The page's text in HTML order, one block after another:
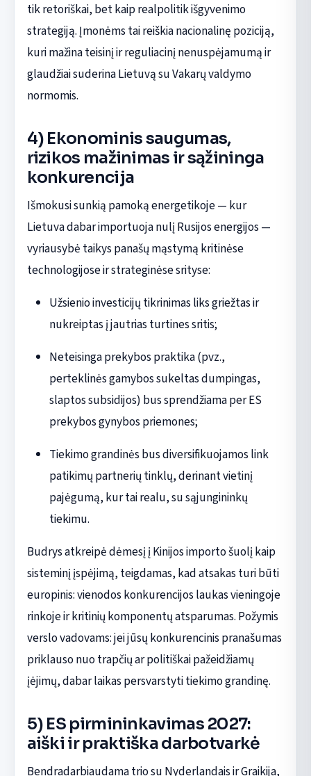
tik retoriškai, bet kaip realpolitik išgyvenimo
strategiją. Įmonėms tai reiškia nacionalinę poziciją,
kuri mažina teisinį ir reguliacinį nenuspėjamumą ir
glaudžiai suderina Lietuvą su Vakarų valdymo
normomis.
4) Ekonominis saugumas,
rizikos mažinimas ir sąžininga
konkurencija
Išmokusi sunkią pamoką energetikoje — kur
Lietuva dabar importuoja nulį Rusijos energijos —
vyriausybė taikys panašų mąstymą kritinėse
technologijose ir strateginėse srityse:
Užsienio investicijų tikrinimas liks griežtas ir
nukreiptas į jautrias turtines sritis;
Neteisinga prekybos praktika (pvz.,
perteklinės gamybos sukeltas dumpingas,
slaptos subsidijos) bus sprendžiama per ES
prekybos gynybos priemones;
Tiekimo grandinės bus diversifikuojamos link
patikimų partnerių tinklų, derinant vietinį
pajėgumą, kur tai realu, su sąjungininkų
tiekimu.
Budrys atkreipė dėmesį į Kinijos importo šuolį kaip
sisteminį įspėjimą, teigdamas, kad atsakas turi būti
europinis: vienodos konkurencijos laukas vieningoje
rinkoje ir kritinių komponentų atsparumas. Požymis
verslo vadovams: jei jūsų konkurencinis pranašumas
priklauso nuo trapčių ar politiškai pažeidžiamų
įėjimų, dabar laikas persvarstyti tiekimo grandinę.
5) ES pirmininkavimas 2027:
aiški ir praktiška darbotvarkė
Bendradarbiaudama trio su Nyderlandais ir Graikija,